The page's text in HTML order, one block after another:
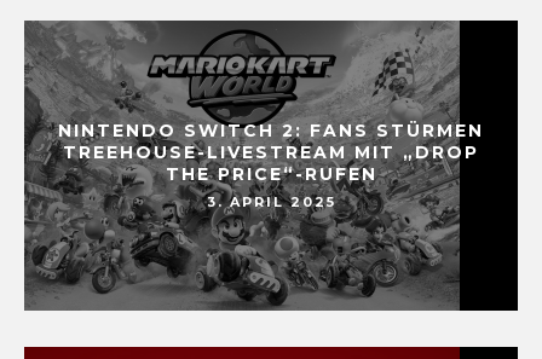
NINTENDO SWITCH 2: FANS STÜRMEN
TREEHOUSE-LIVESTREAM MIT „DROP
THE PRICE“-RUFEN
3. APRIL 2025